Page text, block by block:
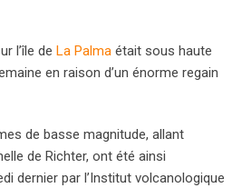
l’île de La Palma était sous haute
en raison d’un énorme regain
de basse magnitude, allant
de Richter, ont été ainsi
dernier par l’Institut volcanologique